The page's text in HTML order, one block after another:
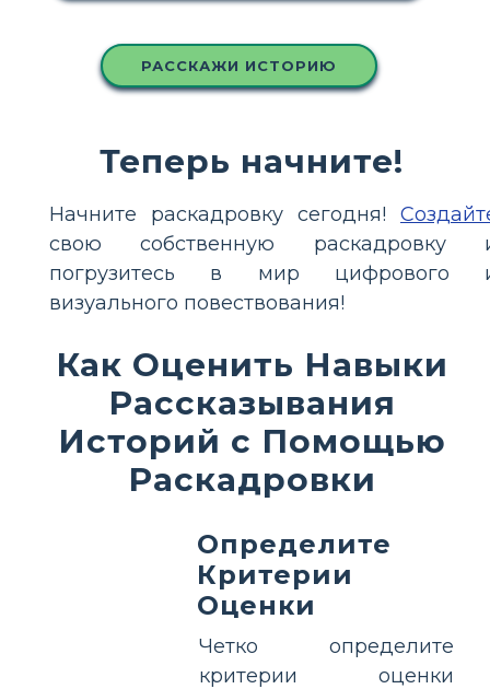
РАССКАЖИ ИСТОРИЮ
Теперь начните!
Начните раскадровку сегодня!
свою собственную раскадровку
погрузитесь в мир цифрового
визуального повествования!
Как Оценить Навыки
Рассказывания
Историй с Помощью
Раскадровки
Определите
Критерии
Оценки
Четко определите
критерии оценки